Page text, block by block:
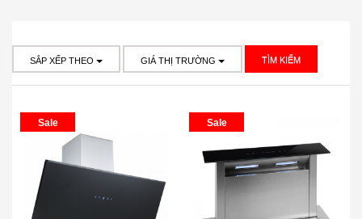
SẮP XẾP THEO GIÁ THỊ TRƯỜNG TÌM KIẾM
Sale Sale